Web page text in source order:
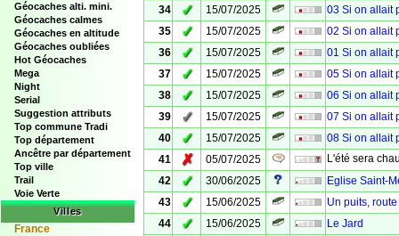
Géocaches alti. mini.
Géocaches calmes
Géocaches en altitude
Géocaches oubliées
Hot Géocaches
Mega
Night
Serial
Suggestion attributs
Top commune Tradi
Top département
Ancêtre par département
Top ville
Trail
Voie Verte
Villes
France
34
✓ 15/07/2025
03 Si on allait
35
✓ 15/07/2025
02 Si on allait
36
✓ 15/07/2025
01 Si on allait
37
✓ 15/07/2025
05 Si on allait
38
✓ 15/07/2025
06 Si on allait
39
✓ 15/07/2025
07 Si on allait
40
✓ 15/07/2025
08 Si on allait
41
✗ 05/07/2025
L'été sera
42
✓ 30/06/2025
Eglise Saint-
43
✓ 15/06/2025
Un puits,
44
✓ 15/06/2025
Le Jard